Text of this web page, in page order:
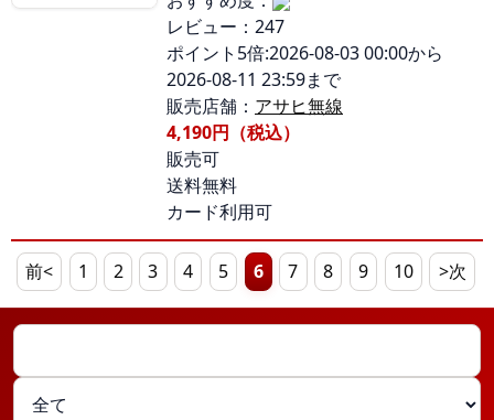
レビュー：247
ポイント5倍:2026-08-03 00:00から
2026-08-11 23:59まで
販売店舗： アサヒ無線
4,190円（税込）
販売可
送料無料
カード利用可
前< 1 2 3 4 5 6 7 8 9 10 >次